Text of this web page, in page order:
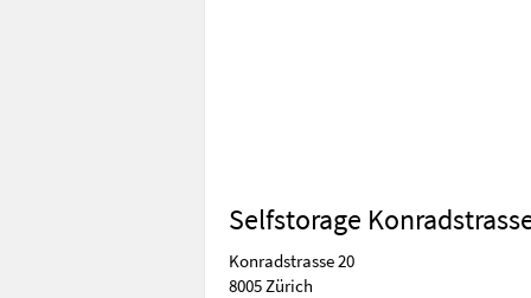
Selfstorage
Konradstrasse 20
8005 Zürich